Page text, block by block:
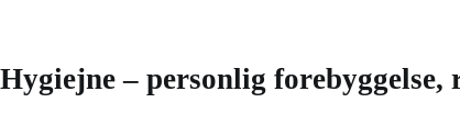
– personlig forebyggelse,